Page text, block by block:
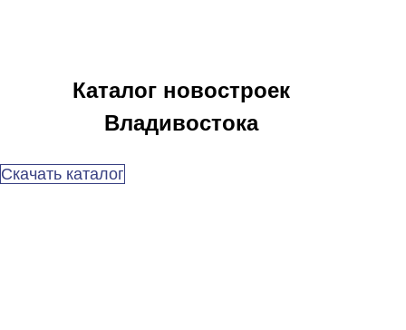
Каталог новостроек
Владивостока
Скачать каталог